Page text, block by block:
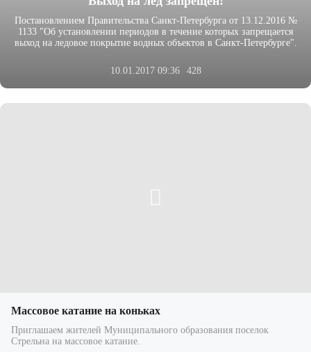
Постановлением Правительства Санкт-Петербурга от 13.12.2016 №
1133 "Об установлении периодов в течение которых запрещается
выход на ледовое покрытие водных объектов в Санкт-Петербурге".
10.01.2017 09:36 428
Массовое катание на коньках
Приглашаем жителей Муниципального образования поселок
Стрельна на массовое катание.